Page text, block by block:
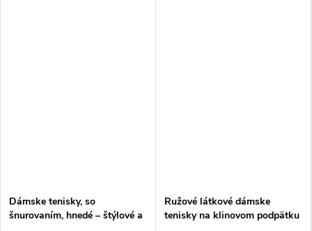
Dámske tenisky, so
šnurovaním, hnedé – štýlové a
Ružové látkové dámske
tenisky na klinovom podpätku